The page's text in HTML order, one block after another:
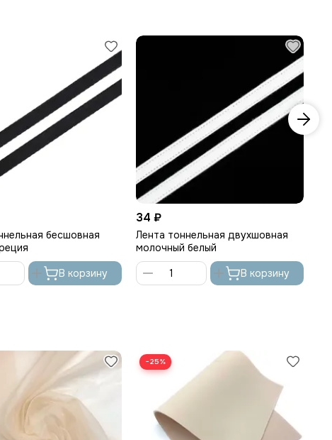
бесшовная
В корзину
34 ₽
Лента тоннельная двухшовная
молочный белый
В корзину
−25%